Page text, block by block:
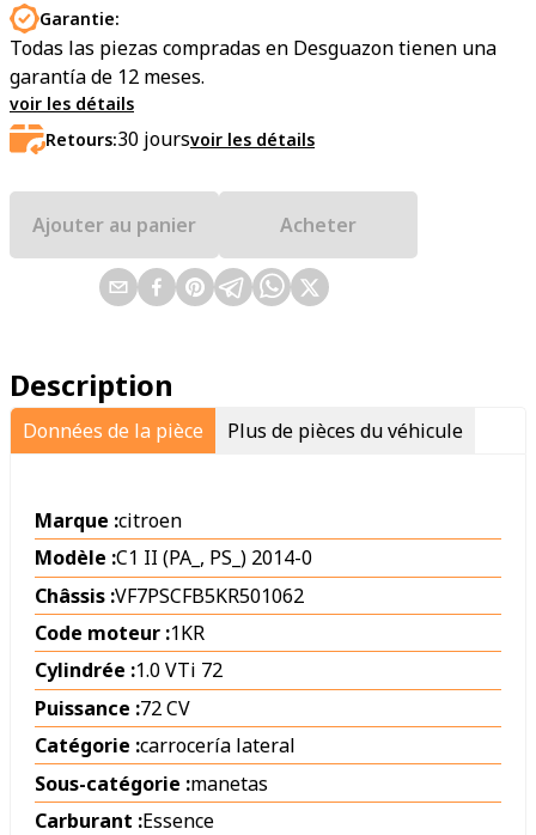
Garantie:
Todas las piezas compradas en Desguazon tienen una
garantía de 12 meses.
voir les détails
Retours:30 joursvoir les détails
Ajouter au panier Acheter
Description
Données de la pièce Plus de pièces du véhicule
Marque :citroen
Modèle :C1 II (PA_, PS_) 2014-0
Châssis :VF7PSCFB5KR501062
Code moteur :1KR
Cylindrée :1.0 VTi 72
Puissance :72 CV
Catégorie :carrocería lateral
Sous-catégorie :manetas
Carburant :Essence